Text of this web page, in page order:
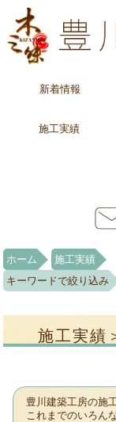
新着情報
施工実績
ホーム
施工実績
キーワードで絞り込み
施工実績
豊川建築工房の施
これまでのいろん